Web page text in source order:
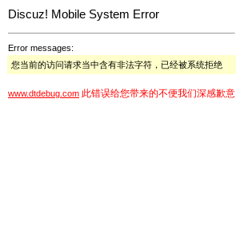
Discuz! Mobile System Error
Error messages:
您当前的访问请求当中含有非法字符，已经被系统拒绝
www.dtdebug.com 此错误给您带来的不便我们深感歉意